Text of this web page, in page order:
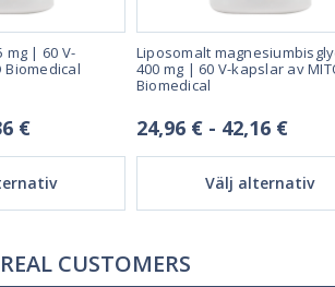
mg | 60 V-
Biomedical
€
Liposomalt
400 mg | 60 V-kapslar av
Biomedical
24,96 € - 42,16 €
Välj alternativ
REAL REVIEWS FROM REAL